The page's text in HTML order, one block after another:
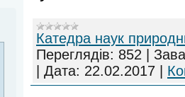
Катедра наук
Переглядів: 852
Дата: 22.02.2017